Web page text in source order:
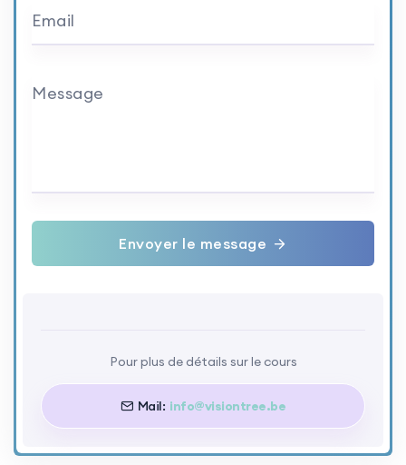
Email
Message
Envoyer le message
Pour plus de détails sur le cours
Mail: info@visiontree.be